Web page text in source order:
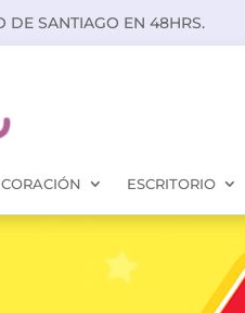
DE SANTIAGO EN 48HRS.
ESCRITORIO